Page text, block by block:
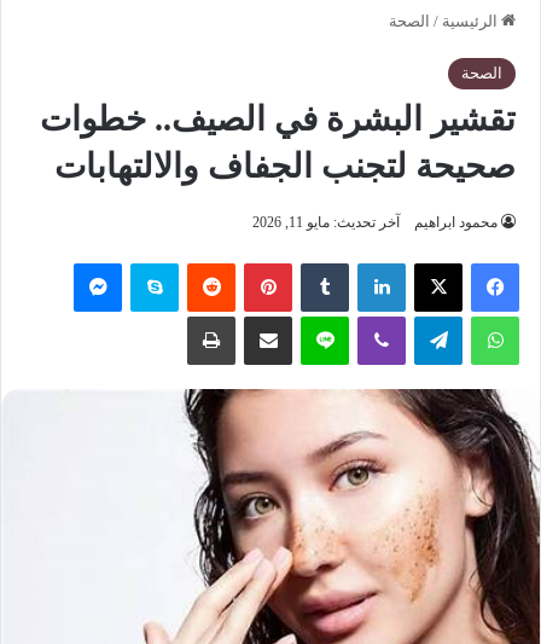
الرئيسية / الصحة
الصحة
تقشير البشرة في الصيف.. خطوات
صحيحة لتجنب الجفاف والالتهابات
محمود ابراهيم آخر تحديث: مايو 11, 2026
فيسبوك ‫X لينكدإن بينتيريست سكايب
واتساب تيلقرام لاين